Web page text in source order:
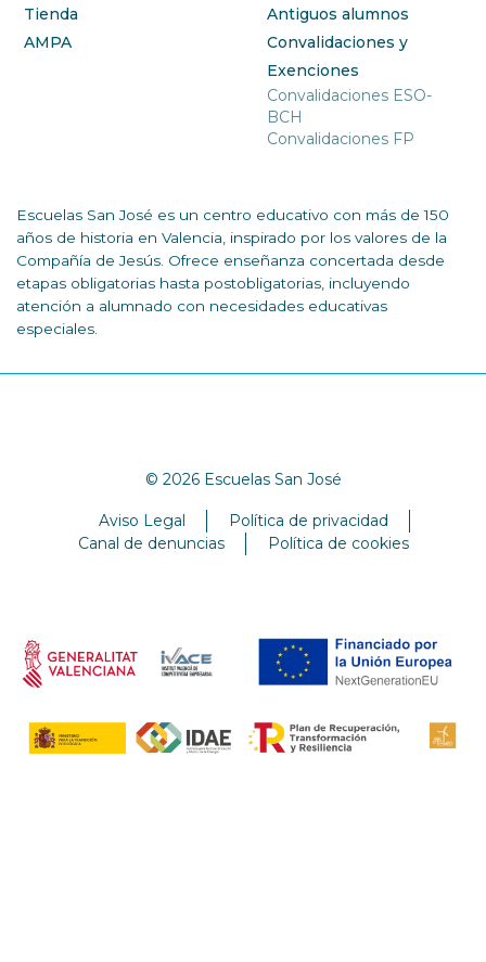
Tienda
AMPA
Antiguos alumnos
Convalidaciones y
Exenciones
Convalidaciones ESO-
BCH
Convalidaciones FP
Escuelas San José es un centro educativo con más de 150
años de historia en Valencia, inspirado por los valores de la
Compañía de Jesús. Ofrece enseñanza concertada desde
etapas obligatorias hasta postobligatorias, incluyendo
atención a alumnado con necesidades educativas
especiales.
© 2026 Escuelas San José
Aviso Legal
Política de privacidad
Canal de denuncias
Política de cookies